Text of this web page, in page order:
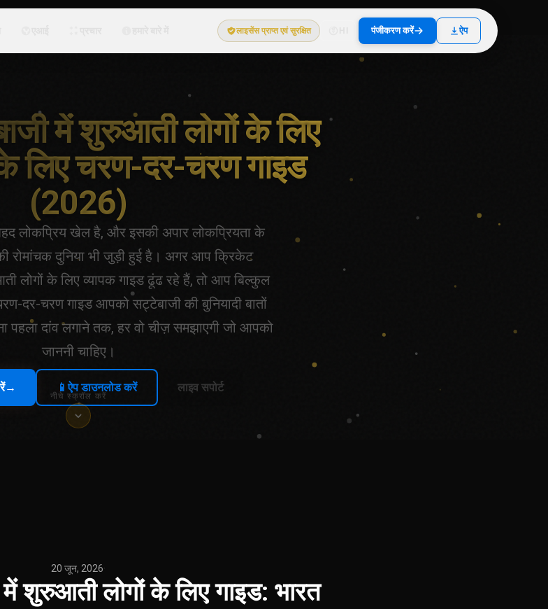
लाइसेंस प्राप्त एवं सुरक्षित पंजीकरण करें ऐप
में शुरुआती लोगों के लिए
लिए चरण-दर-चरण गाइड
(2026)
लोकप्रिय खेल है, और इसकी अपार लोकप्रियता के
रोमांचक दुनिया भी जुड़ी हुई है। अगर आप क्रिकेट
लोगों के लिए व्यापक गाइड ढूंढ रहे हैं, तो आप बिल्कुल
दर-चरण गाइड आपको सट्टेबाजी की बुनियादी बातों
दांव लगाने तक, हर वो चीज़ समझाएगी जो आपको
जाननी चाहिए।
→ 📱ऐप डाउनलोड करें लाइव सपोर्ट
नीचे स्क्रॉल करें
20 जून, 2026·
शुरुआती लोगों के लिए गाइड: भारत